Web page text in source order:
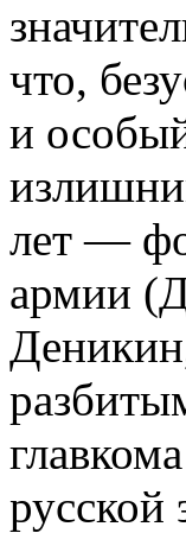
что,
и
лет —
армии